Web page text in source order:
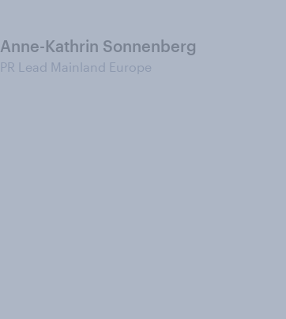
Anne-Kathrin Sonnenberg
PR Lead Mainland Europe